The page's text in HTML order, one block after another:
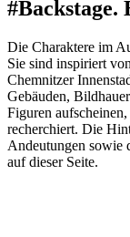
#Backstage.
Die Charaktere im
Sie sind inspiriert
Chemnitzer
Gebäuden,
Figuren
recherchiert. Die
Andeutungen sowie
auf dieser Seite.